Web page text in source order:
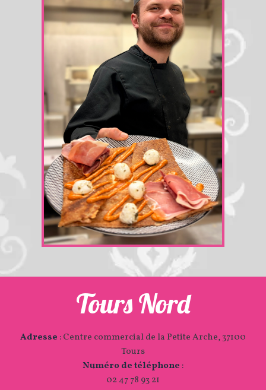
Tours Nord
Adresse :Centre commercial de la Petite Arche, 37100
Tours
Numéro de téléphone :
02 47 78 93 21